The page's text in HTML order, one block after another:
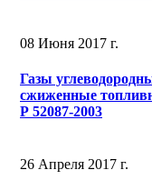
08 Июня 2017 г.
Газы
сжиженные
Р 52087-2003
26 Апреля 2017 г.